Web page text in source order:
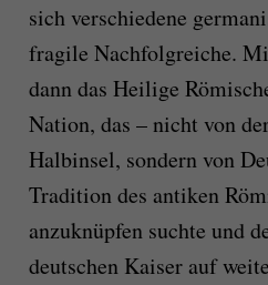
sich verschiedene
fragile Nachfolgreiche.
dann das Heilige
Nation, das – nicht von
Halbinsel, sondern von
Tradition des antiken
anzuknüpfen suchte und
deutschen Kaiser auf